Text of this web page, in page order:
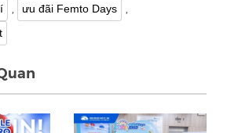
, ưu đãi Femto Days ,